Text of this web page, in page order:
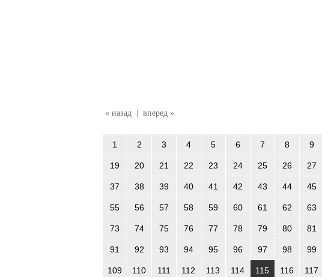
« назад вперед »
1 2 3 4 5 6 7 8 9
19 20 21 22 23 24 25 26 27
37 38 39 40 41 42 43 44 45
55 56 57 58 59 60 61 62 63
73 74 75 76 77 78 79 80 81
91 92 93 94 95 96 97 98 99
109 110 111 112 113 114 115 116 117